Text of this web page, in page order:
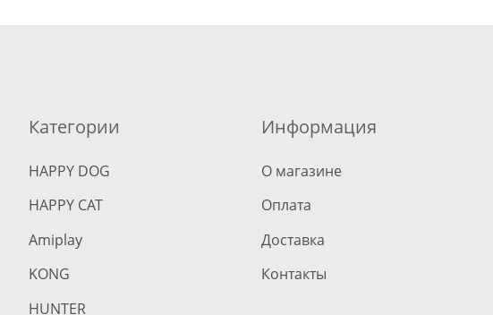
Категории
HAPPY DOG
HAPPY CAT
Amiplay
KONG
HUNTER
Информация
О магазине
Оплата
Доставка
Контакты